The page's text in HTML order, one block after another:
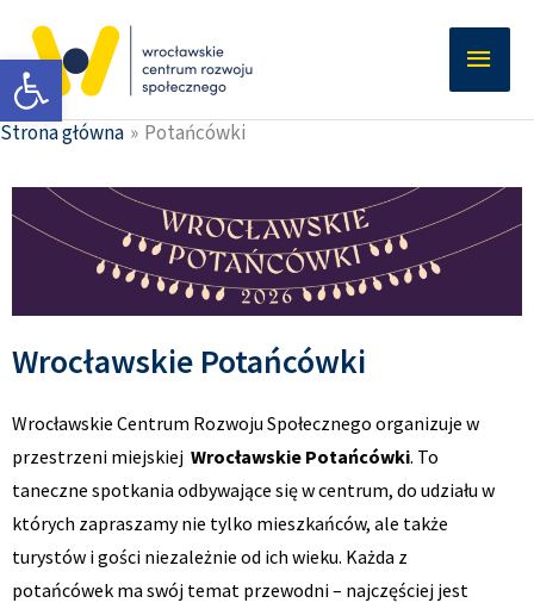
Otwórz pasek narzędzi
treści
Strona główna Potańcówki
Wrocławskie Potańcówki
Wrocławskie Centrum Rozwoju Społecznego organizuje w
przestrzeni miejskiej Wrocławskie Potańcówki. To
taneczne spotkania odbywające się w centrum, do udziału w
których zapraszamy nie tylko mieszkańców, ale także
turystów i gości niezależnie od ich wieku. Każda z
potańcówek ma swój temat przewodni – najczęściej jest